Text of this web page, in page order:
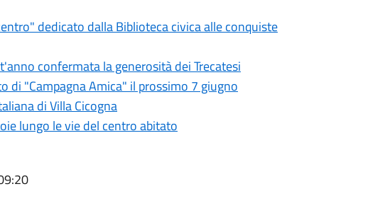
dedicato dalla Biblioteca civica alle conquiste
confermata la generosità dei Trecatesi
di "Campagna Amica" il prossimo 7 giugno
di Villa Cicogna
lungo le vie del centro abitato